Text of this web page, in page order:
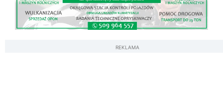
REKLAMA